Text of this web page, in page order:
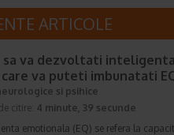
ARTICOLE
sa va dezvoltati
va puteti imbunatati
si psihice
citire: 4 minute, 39 secunde
emotionala (EQ) se refera la